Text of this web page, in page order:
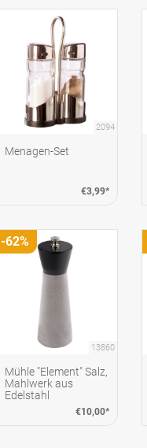
2094
Menagen-Set
€3,99*
13860
Mühle "Element" Salz,
Mahlwerk aus
Edelstahl
€10,00*
-62%